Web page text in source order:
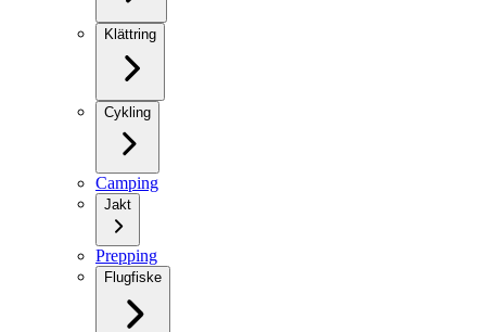
Klättring
Cykling
Camping
Jakt
Prepping
Flugfiske